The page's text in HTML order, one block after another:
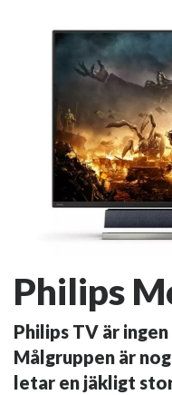
Philips
Philips TV är
Målgruppen är
letar en jäkligt